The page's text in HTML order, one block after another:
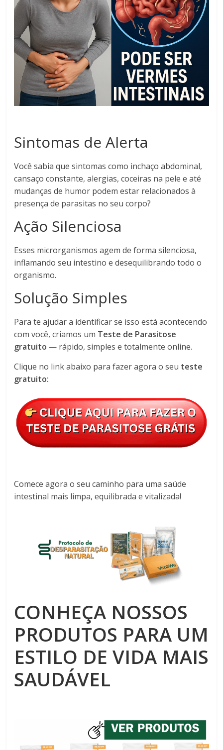
Sintomas de Alerta
Você sabia que sintomas como inchaço abdominal,
cansaço constante, alergias, coceiras na pele e até
mudanças de humor podem estar relacionados à
presença de parasitas no seu corpo?
Ação Silenciosa
Esses microrganismos agem de forma silenciosa,
inflamando seu intestino e desequilibrando todo o
organismo.
Solução Simples
Para te ajudar a identificar se isso está acontecendo
com você, criamos um Teste de Parasitose
gratuito — rápido, simples e totalmente online.
Clique no link abaixo para fazer agora o seu teste
gratuito:
Comece agora o seu caminho para uma saúde
intestinal mais limpa, equilibrada e vitalizada!
CONHEÇA NOSSOS
PRODUTOS PARA UM
ESTILO DE VIDA MAIS
SAUDÁVEL